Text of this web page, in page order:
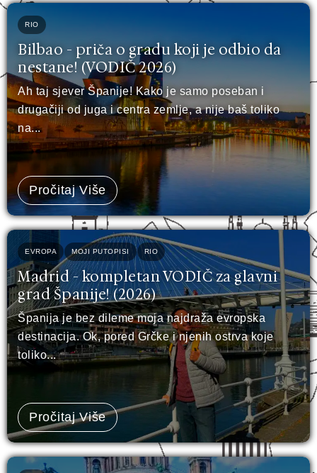
RIO
Bilbao - priča o gradu koji je odbio da
nestane! (VODIČ 2026)
Ah taj sjever Španije! Kako je samo poseban i
drugačiji od juga i centra zemlje, a nije baš toliko
na...
Pročitaj Više
EVROPA MOJI PUTOPISI RIO
Madrid - kompletan VODIČ za glavni
grad Španije! (2026)
Španija je bez dileme moja najdraža evropska
destinacija. Ok, pored Grčke i njenih ostrva koje
toliko...
Pročitaj Više